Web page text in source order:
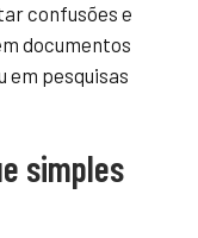
confusões e
documentos
em pesquisas
simples